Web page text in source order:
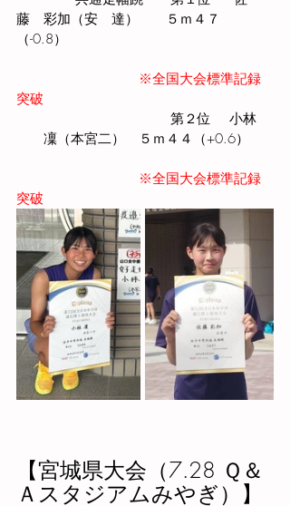
藤　彩加（安   達） 　  ５ｍ４７
（-0.8）
※全国大会標準記録
突破
第２位 　小林
凜（本宮二）   ５ｍ４４（+0.6）
※全国大会標準記録
突破
【宮城県大会（7.28 Ｑ＆
Ａスタジアムみやぎ）】